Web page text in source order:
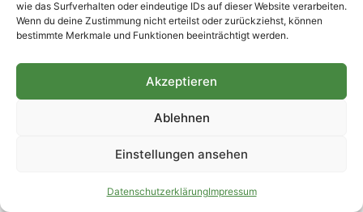
wie das Surfverhalten oder eindeutige IDs auf dieser Website verarbeiten.
Wenn du deine Zustimmung nicht erteilst oder zurückziehst, können
bestimmte Merkmale und Funktionen beeinträchtigt werden.
Akzeptieren
Ablehnen
Einstellungen ansehen
DatenschutzerklärungImpressum
das Bad Belziger
Weiterlesen »